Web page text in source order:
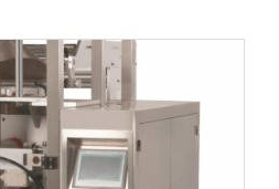
МАШИНА